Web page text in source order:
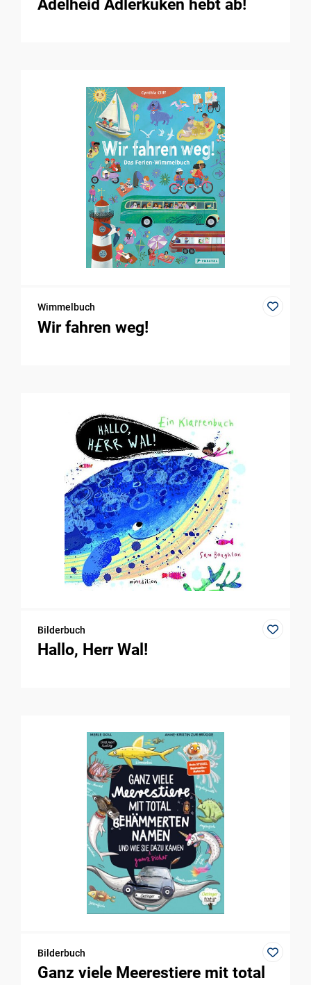
Adelheid Adlerküken hebt ab!
Wimmelbuch
Wir fahren weg!
Bilderbuch
Hallo, Herr Wal!
Bilderbuch
Ganz viele Meerestiere mit total